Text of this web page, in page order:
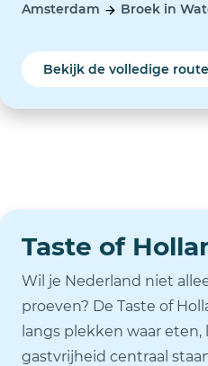
Amsterdam Broek in
Bekijk de volledige route
Taste of
Wil je Nederland niet
proeven? De Taste of
langs plekken waar
gastvrijheid centraal